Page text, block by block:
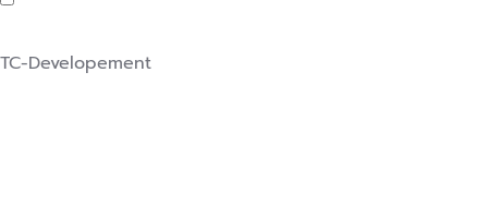
TC-Developement